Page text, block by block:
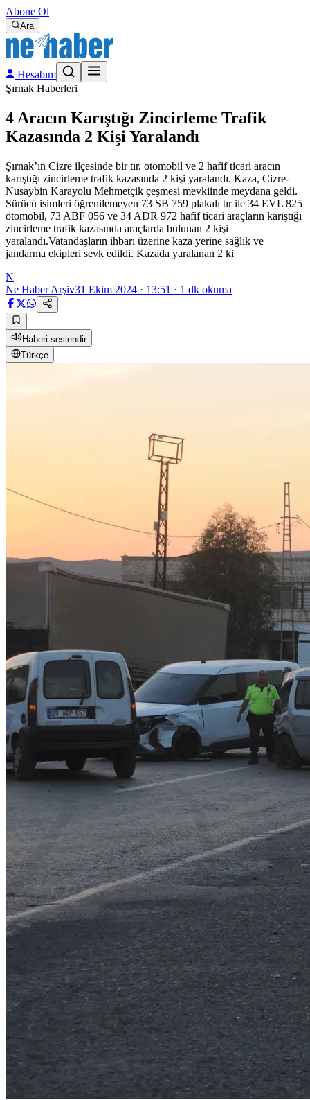
Abone Ol
Ara
Hesabım
Şırnak Haberleri
4 Aracın Karıştığı Zincirleme Trafik
Kazasında 2 Kişi Yaralandı
Şırnak’ın Cizre ilçesinde bir tır, otomobil ve 2 hafif ticari aracın
karıştığı zincirleme trafik kazasında 2 kişi yaralandı. Kaza, Cizre-
Nusaybin Karayolu Mehmetçik çeşmesi mevkiinde meydana geldi.
Sürücü isimleri öğrenilemeyen 73 SB 759 plakalı tır ile 34 EVL 825
otomobil, 73 ABF 056 ve 34 ADR 972 hafif ticari araçların karıştığı
zincirleme trafik kazasında araçlarda bulunan 2 kişi
yaralandı.Vatandaşların ihbarı üzerine kaza yerine sağlık ve
jandarma ekipleri sevk edildi. Kazada yaralanan 2 ki
N
Ne Haber Arşiv31 Ekim 2024 · 13:51 · 1 dk okuma
Haberi seslendir
Türkçe